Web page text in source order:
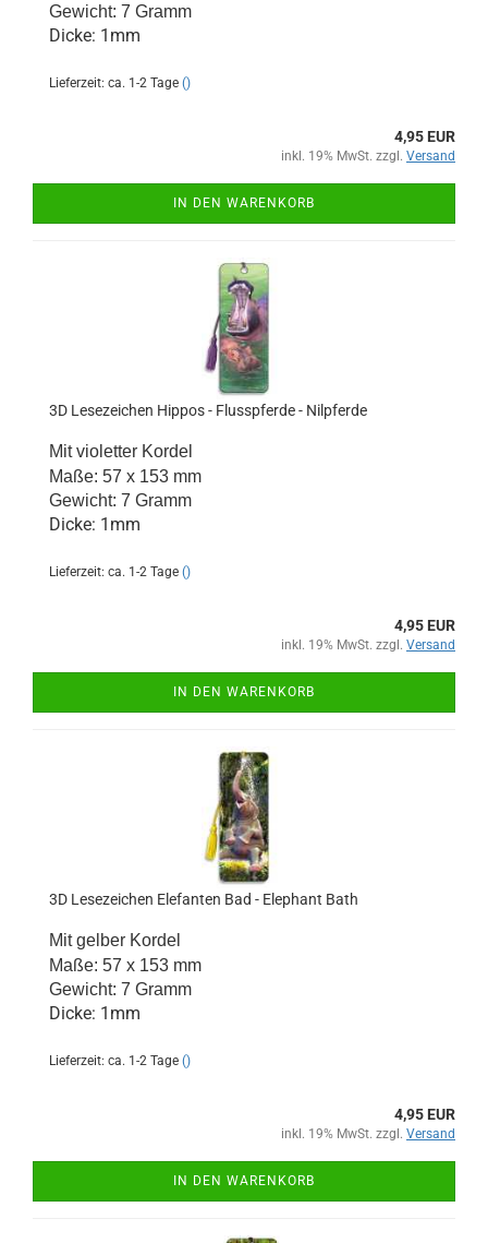
Gewicht: 7 Gramm
Dicke: 1mm
Lieferzeit: ca. 1-2 Tage ()
4,95 EUR
inkl. 19% MwSt. zzgl. Versand
IN DEN WARENKORB
3D Lesezeichen Hippos - Flusspferde - Nilpferde
Mit violetter Kordel
Maße: 57 x 153 mm
Gewicht: 7 Gramm
Dicke: 1mm
Lieferzeit: ca. 1-2 Tage ()
4,95 EUR
inkl. 19% MwSt. zzgl. Versand
IN DEN WARENKORB
3D Lesezeichen Elefanten Bad - Elephant Bath
Mit gelber Kordel
Maße: 57 x 153 mm
Gewicht: 7 Gramm
Dicke: 1mm
Lieferzeit: ca. 1-2 Tage ()
4,95 EUR
inkl. 19% MwSt. zzgl. Versand
IN DEN WARENKORB